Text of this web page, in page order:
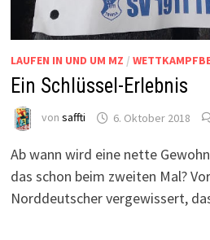
LAUFEN IN UND UM MZ /
Ein Schlüssel-Erlebnis
von saffti 6. Oktober 2018
Ab wann wird eine nette
das schon beim zweiten Mal?
Norddeutscher vergewissert,